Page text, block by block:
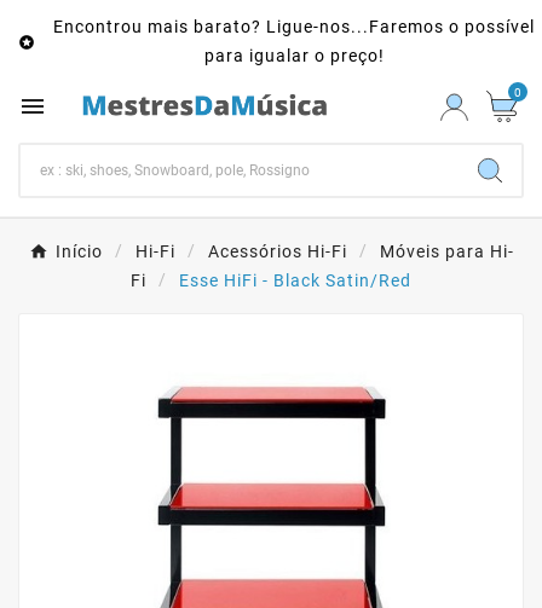

Encontrou mais barato? Ligue-nos...Faremos o possível
para igualar o preço!
 0
Início Hi-Fi Acessórios Hi-Fi
Móveis para Hi-
Fi
Esse HiFi - Black Satin/Red